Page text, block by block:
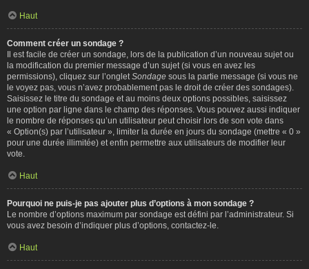
Haut
Comment créer un sondage ?
Il est facile de créer un sondage, lors de la publication d’un nouveau sujet ou
la modification du premier message d’un sujet (si vous en avez les
permissions), cliquez sur l’onglet Sondage sous la partie message (si vous ne
le voyez pas, vous n’avez probablement pas le droit de créer des sondages).
Saisissez le titre du sondage et au moins deux options possibles, saisissez
une option par ligne dans le champ des réponses. Vous pouvez aussi indiquer
le nombre de réponses qu’un utilisateur peut choisir lors de son vote dans
« Option(s) par l’utilisateur », limiter la durée en jours du sondage (mettre « 0 »
pour une durée illimitée) et enfin permettre aux utilisateurs de modifier leur
vote.
Haut
Pourquoi ne puis-je pas ajouter plus d’options à mon sondage ?
Le nombre d’options maximum par sondage est défini par l’administrateur. Si
vous avez besoin d’indiquer plus d’options, contactez-le.
Haut